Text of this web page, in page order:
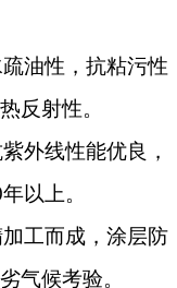
油性，抗粘污性
反射性。
外线性能优良，
以上。
工而成，涂层防
气候考验。